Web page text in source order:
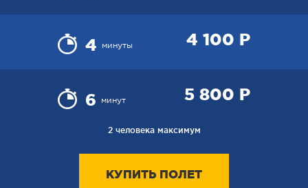
4 минуты 4 100 Р
6 минут 5 800 Р
2 человека максимум
КУПИТЬ ПОЛЕТ